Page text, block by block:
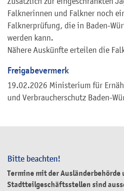
Bitte beachten!
Termine mit der Ausländerbehörde
Stadtteilgeschäftsstellen sind
Falknerinnen und Falkner noch
Falknerprüfung, die in Baden-
werden kann.
Nähere Auskünfte erteilen die
Freigabevermerk
19.02.2026 Ministerium für
und Verbraucherschutz Baden-